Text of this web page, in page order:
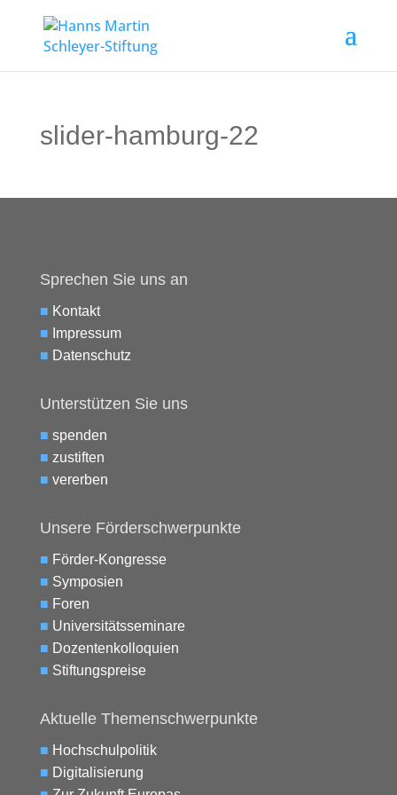
slider-hamburg-22
Sprechen Sie uns an
■ Kontakt
■ Impressum
■ Datenschutz
Unterstützen Sie uns
■ spenden
■ zustiften
■ vererben
Unsere Förderschwerpunkte
■ Förder-Kongresse
■ Symposien
■ Foren
■ Universitätsseminare
■ Dozentenkolloquien
■ Stiftungspreise
Aktuelle Themenschwerpunkte
■ Hochschulpolitik
■ Digitalisierung